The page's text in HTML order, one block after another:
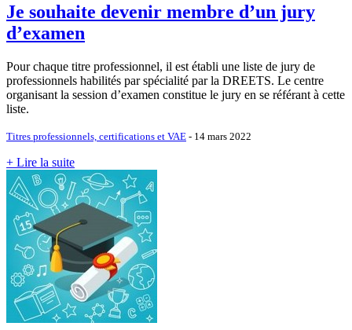
Je souhaite devenir membre d’un jury
d’examen
Pour chaque titre professionnel, il est établi une liste de jury de
professionnels habilités par spécialité par la DREETS. Le centre
organisant la session d’examen constitue le jury en se référant à cette
liste.
Titres professionnels, certifications et VAE - 14 mars 2022
+ Lire la suite